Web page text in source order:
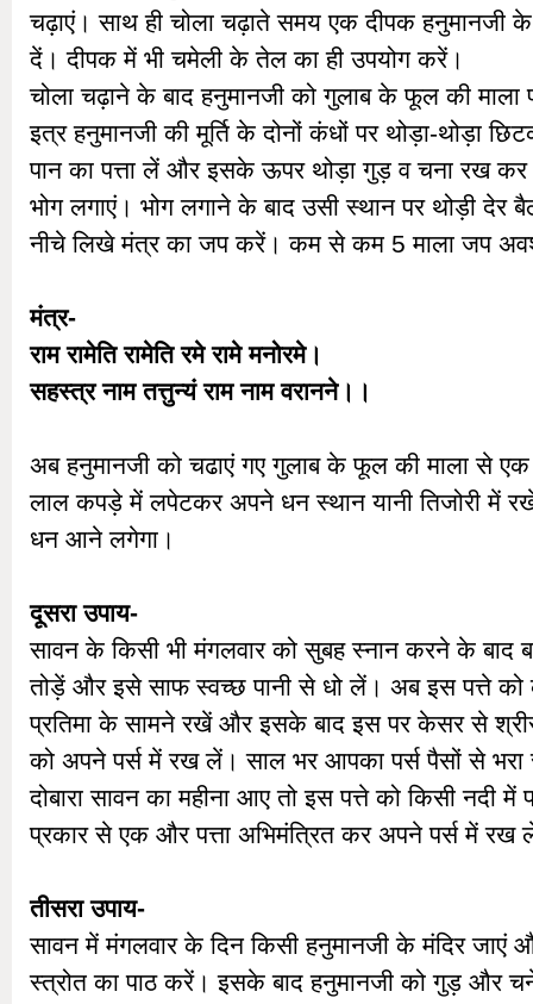
चढ़ाएं। साथ ही चोला चढ़ाते समय एक दीपक हनुमानजी
दें। दीपक में भी चमेली के तेल का ही उपयोग करें।
चोला चढ़ाने के बाद हनुमानजी को गुलाब के फूल की
इत्र हनुमानजी की मूर्ति के दोनों कंधों पर थोड़ा-थोड़ा
पान का पत्ता लें और इसके ऊपर थोड़ा गुड़ व चना रख कर
भोग लगाएं। भोग लगाने के बाद उसी स्थान पर थोड़ी देर
नीचे लिखे मंत्र का जप करें। कम से कम 5 माला जप
मंत्र-
राम रामेति रामेति रमे रामे मनोरमे।
सहस्त्र नाम तत्तुन्यं राम नाम वरानने।।
अब हनुमानजी को चढाएं गए गुलाब के फूल की माला से
लाल कपड़े में लपेटकर अपने धन स्थान यानी तिजोरी में
धन आने लगेगा।
दूसरा उपाय-
सावन के किसी भी मंगलवार को सुबह स्नान करने के बाद
तोड़ें और इसे साफ स्वच्छ पानी से धो लें। अब इस पत्ते
प्रतिमा के सामने रखें और इसके बाद इस पर केसर से
को अपने पर्स में रख लें। साल भर आपका पर्स पैसों से भरा
दोबारा सावन का महीना आए तो इस पत्ते को किसी नदी
प्रकार से एक और पत्ता अभिमंत्रित कर अपने पर्स में रख
तीसरा उपाय-
सावन में मंगलवार के दिन किसी हनुमानजी के मंदिर जाएं
स्त्रोत का पाठ करें। इसके बाद हनुमानजी को गुड़ और